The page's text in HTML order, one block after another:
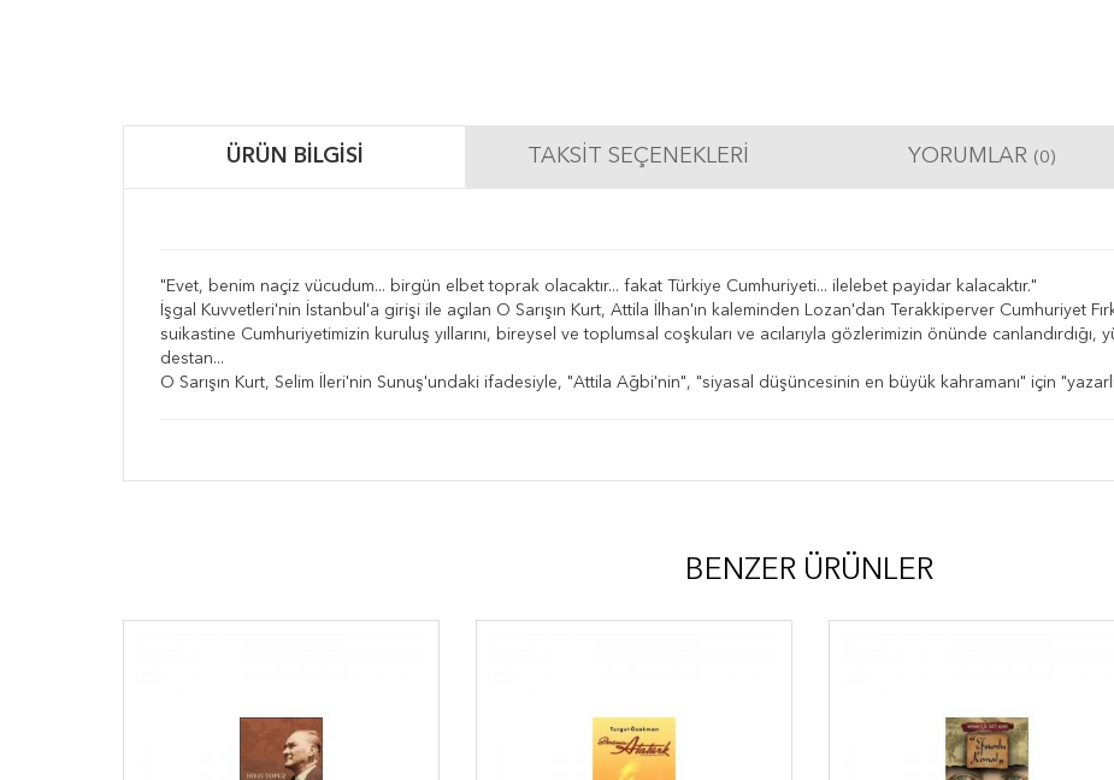
ÜRÜN BILGISI TAKSIT SEÇENEKLERI YORUMLAR (0)
"Evet, benim naçiz vücudum... birgün elbet toprak olacaktır... fakat Türkiye Cumhuriyeti... ilelebet payidar kalacaktır."
İşgal Kuvvetleri'nin İstanbul'a girişi ile açılan O Sarışın Kurt, Attila İlhan'ın kaleminden Lozan'dan Terakkiperver Cumhuriyet
suikastine Cumhuriyetimizin kuruluş yıllarını, bireysel ve toplumsal coşkuları ve acılarıyla gözlerimizin önünde
destan...
O Sarışın Kurt, Selim İleri'nin Sunuş'undaki ifadesiyle, "Attila Ağbi'nin", "siyasal düşüncesinin en büyük kahramanı" için
BENZER ÜRÜNLER